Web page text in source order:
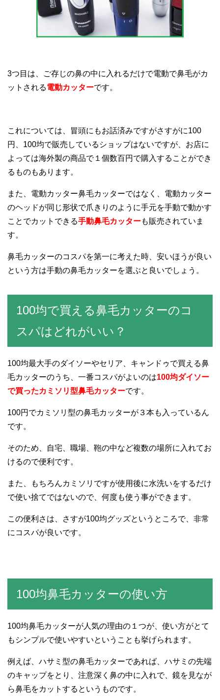
3つ目は、ご存じの鼻の中に入れるだけで電動で鼻毛がカ
ットされる電動カッターです。
これについては、冒頭にもお話済みですがさすがに100
円、100均で販売しているショップはないですが、お店に
よっては海外製の商品で１個数百円で購入することができ
るものもあります。
また、電動カッター鼻毛カッターではなく、電動カッター
のヘッドが同じ形状で爪きりのように手元を手動で動かす
ことでカットできる手動鼻毛カッターも販売されていま
す。
鼻毛カッターのコスパを第一に考えた時、安いほうが良い
という方は手動の鼻毛カッターを選ぶと良いでしょう。
100均で買える鼻毛カッターのコ
スパはどれがいい？
100均最大手のダイソーやセリア、キャンドゥで買える鼻
毛カッターのうち、一番コスパがよいのは100均ダイソー
で買ったカミソリ型鼻毛カッターです。
100円でカミソリ型の鼻毛カッターが３本も入っているん
です。
そのため、自宅、職場、鞄の中など複数の場所に入れてお
けるので便利です。
また、もちろんカミソリですが使用後に水洗いをするだけ
で使い捨てではないので、何度も使う事ができます。
この便利さは、さすが100均グッズというところで、非常
にコスパが良いです。
100均鼻毛カッターの使い方
100均鼻毛カッターが人気の理由の１つが、使い方がとて
もシンプルで使いやすいということも挙げられます。
例えば、ハサミ型の鼻毛カッターであれば、ハサミの先端
のキャップをとり、注意深く鼻の中に入れで、鏡を見なが
ら鼻毛をカットするというものです。